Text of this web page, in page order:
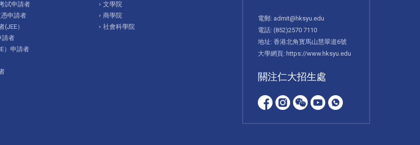
試申請者
申請者
）
請者
）申請者
文學院
商學院
社會科學院
電郵: admit@hksyu.edu
電話: (852)2570 7110
地址: 香港北角寳馬山慧翠道6號
大學網頁: https://www.hksyu.edu
關注仁大招生處